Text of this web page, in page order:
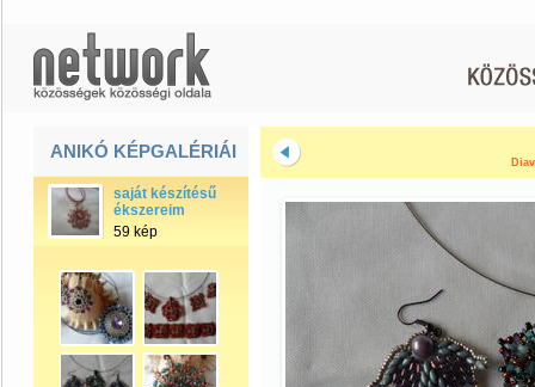
ANIKÓ KÉPGALÉRIÁI
saját készítésű
ékszereim
59 kép